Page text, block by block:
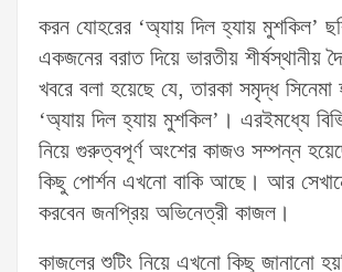
করন যোহরের ‘অ্যায় দিল হ্যায় মুশকিল’
একজনের বরাত দিয়ে ভারতীয় শীর্ষস্থানীয়
খবরে বলা হয়েছে যে, তারকা সমৃদ্ধ সিনেমা
‘অ্যায় দিল হ্যায় মুশকিল’। এরইমধ্যে
নিয়ে গুরুত্বপূর্ণ অংশের কাজও সম্পন্ন
কিছু পোর্শন এখনো বাকি আছে। আর
করবেন জনপ্রিয় অভিনেত্রী কাজল।
কাজলের শুটিং নিয়ে এখনো কিছু জানানো